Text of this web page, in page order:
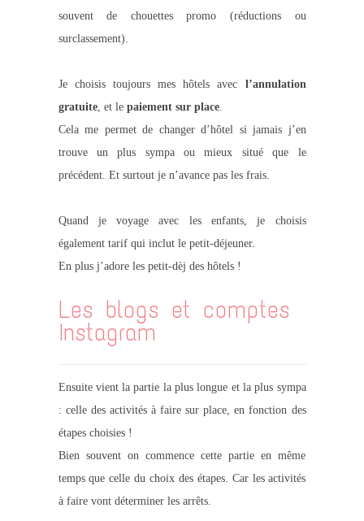
souvent de chouettes promo (réductions ou
surclassement).
Je choisis toujours mes hôtels avec l’annulation
gratuite, et le paiement sur place.
Cela me permet de changer d’hôtel si jamais j’en
trouve un plus sympa ou mieux situé que le
précédent. Et surtout je n’avance pas les frais.
Quand je voyage avec les enfants, je choisis
également tarif qui inclut le petit-déjeuner.
En plus j’adore les petit-dèj des hôtels !
Les blogs et comptes
Instagram
Ensuite vient la partie la plus longue et la plus sympa
: celle des activités à faire sur place, en fonction des
étapes choisies !
Bien souvent on commence cette partie en même
temps que celle du choix des étapes. Car les activités
à faire vont déterminer les arrêts.